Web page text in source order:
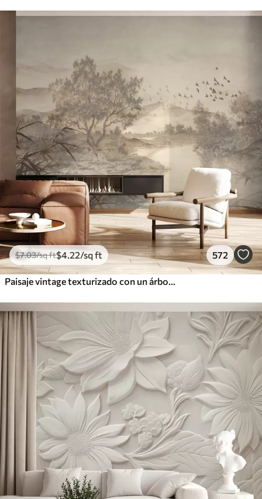
$7.03/sq ft$4 .22/sq ft 572